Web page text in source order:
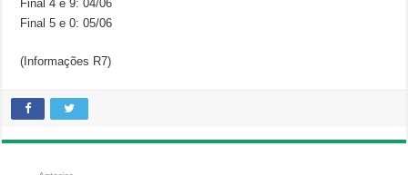
Final 4 e 9: 04/06
Final 5 e 0: 05/06
(Informações R7)